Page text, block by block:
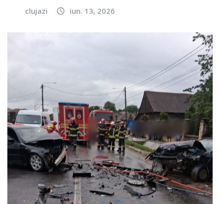
clujazi iun. 13, 2026